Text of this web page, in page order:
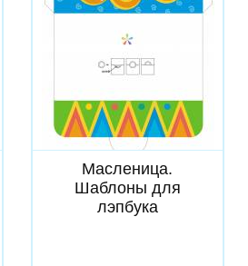
Скачать
Масленица.
Шаблоны для
лэпбука